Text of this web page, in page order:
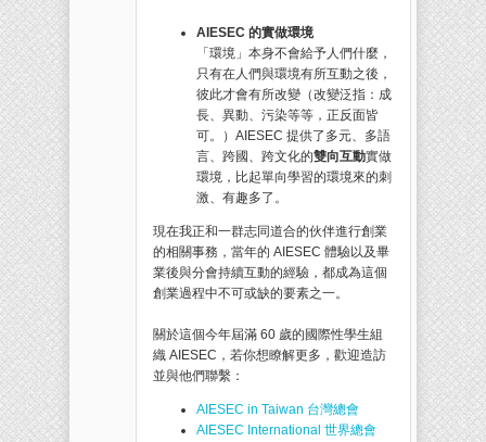
AIESEC 的實做環境
「環境」本身不會給予人們什麼，
只有在人們與環境有所互動之後，
彼此才會有所改變（改變泛指：成
長、異動、污染等等，正反面皆
可。）AIESEC 提供了多元、多語
言、跨國、跨文化的雙向互動實做
環境，比起單向學習的環境來的刺
激、有趣多了。
現在我正和一群志同道合的伙伴進行創業
的相關事務，當年的 AIESEC 體驗以及畢
業後與分會持續互動的經驗，都成為這個
創業過程中不可或缺的要素之一。
關於這個今年屆滿 60 歲的國際性學生組
織 AIESEC，若你想瞭解更多，歡迎造訪
並與他們聯繫：
AIESEC in Taiwan 台灣總會
AIESEC International 世界總會